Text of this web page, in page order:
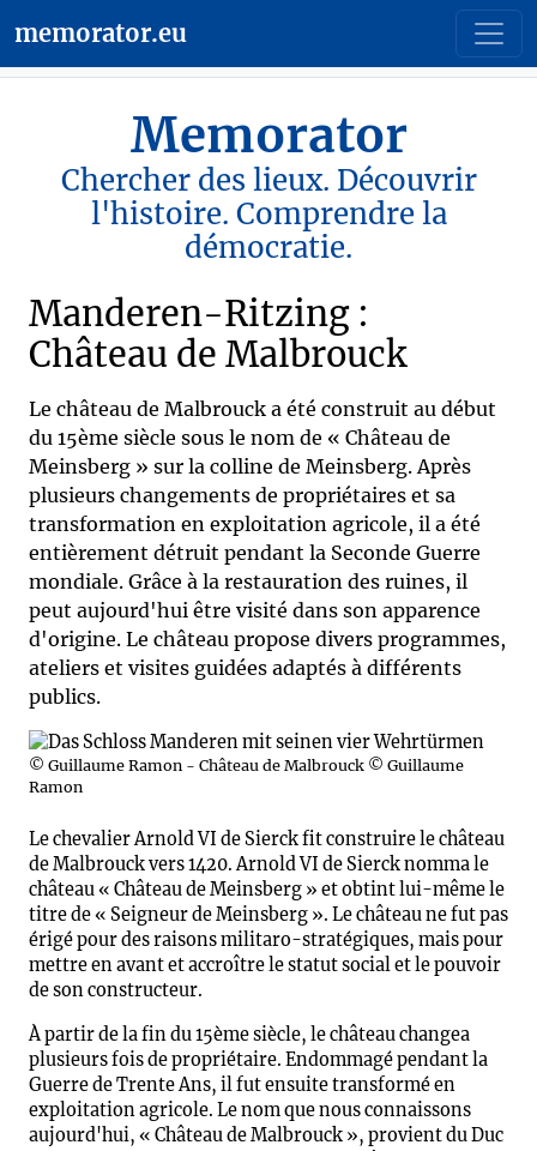
memorator.eu
Memorator
Chercher des lieux. Découvrir
l'histoire. Comprendre la
démocratie.
Manderen-Ritzing :
Château de Malbrouck
Le château de Malbrouck a été construit au début
du 15ème siècle sous le nom de « Château de
Meinsberg » sur la colline de Meinsberg. Après
plusieurs changements de propriétaires et sa
transformation en exploitation agricole, il a été
entièrement détruit pendant la Seconde Guerre
mondiale. Grâce à la restauration des ruines, il
peut aujourd'hui être visité dans son apparence
d'origine. Le château propose divers programmes,
ateliers et visites guidées adaptés à différents
publics.
© Guillaume Ramon - Château de Malbrouck © Guillaume
Ramon
Le chevalier Arnold VI de Sierck fit construire le château
de Malbrouck vers 1420. Arnold VI de Sierck nomma le
château « Château de Meinsberg » et obtint lui-même le
titre de « Seigneur de Meinsberg ». Le château ne fut pas
érigé pour des raisons militaro-stratégiques, mais pour
mettre en avant et accroître le statut social et le pouvoir
de son constructeur.
À partir de la fin du 15ème siècle, le château changea
plusieurs fois de propriétaire. Endommagé pendant la
Guerre de Trente Ans, il fut ensuite transformé en
exploitation agricole. Le nom que nous connaissons
aujourd'hui, « Château de Malbrouck », provient du Duc